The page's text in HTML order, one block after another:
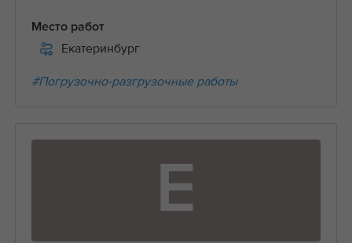
Место работ
Екатеринбург
#Погрузочно-разгрузочные работы
Е